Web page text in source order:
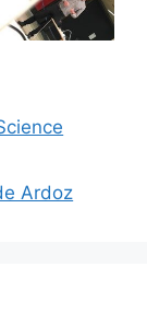
Ardoz